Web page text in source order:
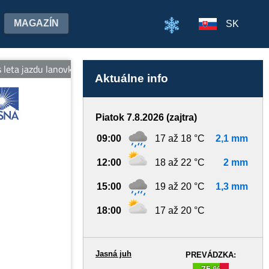
MAGAZÍN SK
lanovkami na oboch stranách Chopka v cene jedného
Aktuálne info
Piatok 7.8.2026 (zajtra)
09:00 17 až 18 °C 2,1 mm
12:00 18 až 22 °C 2 mm
15:00 19 až 20 °C 1,3 mm
18:00 17 až 20 °C
PREVÁDZKA:
Jasná juh